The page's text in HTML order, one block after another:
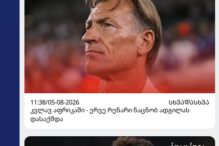
11:38/05-08-2026
ᲡᲮᲕᲐᲓᲐᲡᲮᲕᲐ
კვლავ აფრიკაში - ერვე რენარი ნაცნობ ადგილას
დასაქმდა